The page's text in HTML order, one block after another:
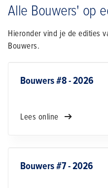
Alle Bouwers' op
Hieronder vind je de edities
Bouwers.
Bouwers #8 - 2026
Lees online
Bouwers #7 - 2026